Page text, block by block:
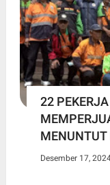
22
MENUNTUT
Desember 17,